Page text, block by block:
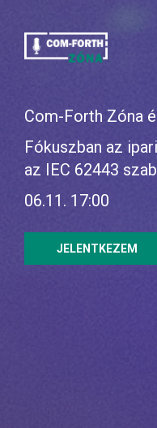
Com-Forth Zóna
Fókuszban az
az IEC 62443
06.11. 17:00
JELENTKEZEM